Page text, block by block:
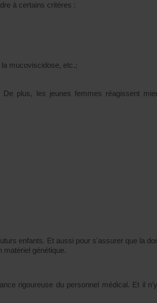
à certains critères :
mucoviscidose, etc.;
plus, les jeunes femmes réagissent
enfants. Et aussi pour s'assurer que la
matériel génétique.
rigoureuse du personnel médical. Et il